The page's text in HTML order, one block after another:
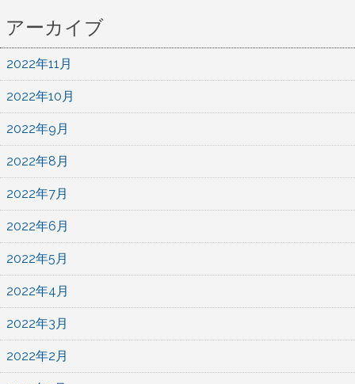
アーカイブ
2022年11月
2022年10月
2022年9月
2022年8月
2022年7月
2022年6月
2022年5月
2022年4月
2022年3月
2022年2月